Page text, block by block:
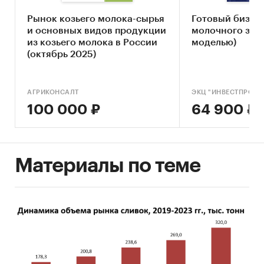
фермы:
рассчитать экономическую
привлекательность проекта в условиях
оценить перспективы выхода на рынок
обратиться за мерами господдержки
рассчитать оценочную стоимость для
продажи или покупки бизнеса
объективно оценить состояние
После приобретения готового бизнес-плана:
Рынок козьего молока-сырья
и основных видов продукции
из козьего молока в России
(октябрь 2025)
АГРИКОНСАЛТ
100 000 ₽
Готовый
молочного
моделью)
ЭКЦ
64 900 ₽
Материалы по теме